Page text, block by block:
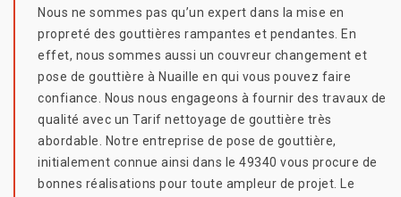
Nous ne sommes pas qu’un expert dans la mise en
propreté des gouttières rampantes et pendantes. En
effet, nous sommes aussi un couvreur changement et
pose de gouttière à Nuaille en qui vous pouvez faire
confiance. Nous nous engageons à fournir des travaux de
qualité avec un Tarif nettoyage de gouttière très
abordable. Notre entreprise de pose de gouttière,
initialement connue ainsi dans le 49340 vous procure de
bonnes réalisations pour toute ampleur de projet. Le